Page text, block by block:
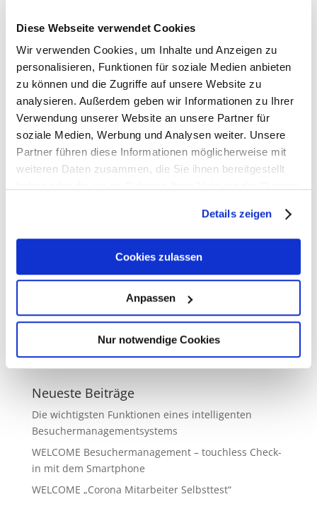
Diese Webseite verwendet Cookies
Wir verwenden Cookies, um Inhalte und Anzeigen zu
personalisieren, Funktionen für soziale Medien anbieten
zu können und die Zugriffe auf unsere Website zu
analysieren. Außerdem geben wir Informationen zu Ihrer
Verwendung unserer Website an unsere Partner für
soziale Medien, Werbung und Analysen weiter. Unsere
Partner führen diese Informationen möglicherweise mit
weiteren Daten zusammen, die Sie ihnen bereitgestellt
Details zeigen
Cookies zulassen
Anpassen
Nur notwendige Cookies
Mehr Informationen
Online-Demo
BPS-ONE – Financial Performance Management
Infusionsoft – Marketing Automation
Welcome Besuchermanagement
Neueste Beiträge
Die wichtigsten Funktionen eines intelligenten
Besuchermanagementsystems
WELCOME Besuchermanagement – touchless Check-
in mit dem Smartphone
WELCOME „Corona Mitarbeiter Selbsttest“